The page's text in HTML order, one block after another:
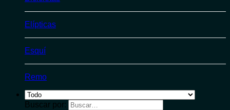
Elípticas
Esquí
Remo
Buscar por: